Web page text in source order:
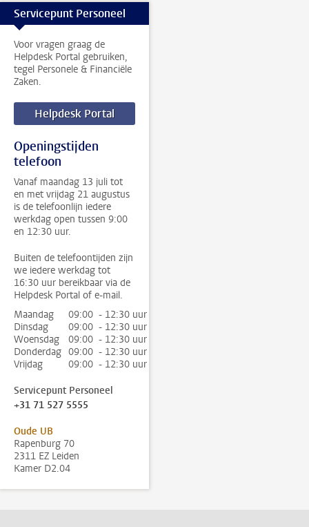
Servicepunt Personeel
Voor vragen graag de
Helpdesk Portal gebruiken,
tegel Personele & Financiële
Zaken.
Helpdesk Portal
Openingstijden
telefoon
Vanaf maandag 13 juli tot
en met vrijdag 21 augustus
is de telefoonlijn iedere
werkdag open tussen 9:00
en 12:30 uur.
Buiten de telefoontijden zijn
we iedere werkdag tot
16:30 uur bereikbaar via de
Helpdesk Portal of e-mail.
Maandag
09:00 - 12:30 uur
Dinsdag
09:00 - 12:30 uur
Woensdag
09:00 - 12:30 uur
Donderdag 09:00 - 12:30 uur
Vrijdag
09:00 - 12:30 uur
Servicepunt Personeel
+31 71 527 5555
Oude UB
Rapenburg 70
2311 EZ Leiden
Kamer D2.04